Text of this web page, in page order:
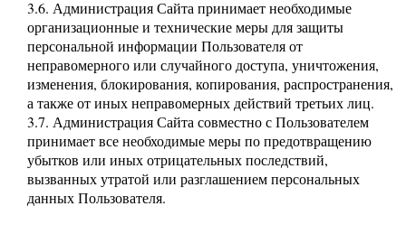
3.6. Администрация Сайта принимает необходимые
организационные и технические меры для защиты
персональной информации Пользователя от
неправомерного или случайного доступа, уничтожения,
изменения, блокирования, копирования, распространения,
а также от иных неправомерных действий третьих лиц.
3.7. Администрация Сайта совместно с Пользователем
принимает все необходимые меры по предотвращению
убытков или иных отрицательных последствий,
вызванных утратой или разглашением персональных
данных Пользователя.